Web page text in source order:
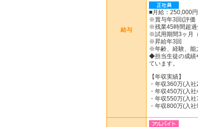
給与
■月給：250,000
※賞与年3回(評価
※残業45時間超過
※試用期間3ヶ月
※昇給年3回
※年齢、経験、能
◆担当生徒の成績
ています。
【年収実績】
・年収360万(入
・年収450万(入
・年収550万(入
・年収800万(入